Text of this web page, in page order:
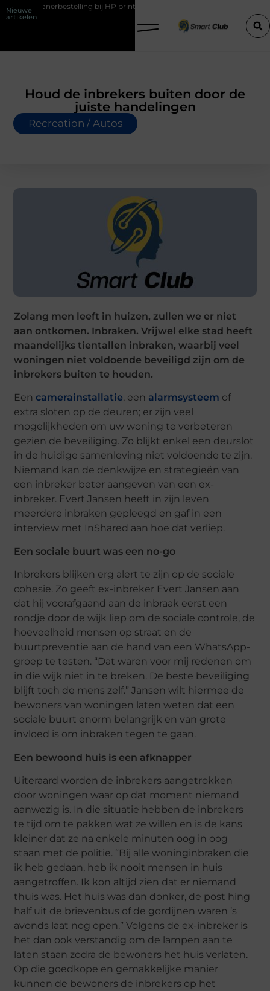
Nieuwe
artikelen
bij HP printers Onzichtbare sokken met maximaal
Houd de inbrekers buiten door de
juiste handelingen
Recreation / Autos
Zolang men leeft in huizen, zullen we er niet
aan ontkomen. Inbraken. Vrijwel elke stad heeft
maandelijks tientallen inbraken, waarbij veel
woningen niet voldoende beveiligd zijn om de
inbrekers buiten te houden.
Eencamerainstallatie, een alarmsysteem of
extra sloten op de deuren; er zijn veel
mogelijkheden om uw woning te verbeteren
gezien de beveiliging. Zo blijkt enkel een deurslot
in de huidige samenleving niet voldoende te zijn.
Niemand kan de denkwijze en strategieën van
een inbreker beter aangeven van een ex-
inbreker. Evert Jansen heeft in zijn leven
meerdere inbraken gepleegd en gaf in een
interview met InShared aan hoe dat verliep.
Een sociale buurt was een no-go
Inbrekers blijken erg alert te zijn op de sociale
cohesie. Zo geeft ex-inbreker Evert Jansen aan
dat hij voorafgaand aan de inbraak eerst een
rondje door de wijk liep om de sociale controle, de
hoeveelheid mensen op straat en de
buurtpreventie aan de hand van een WhatsApp-
groep te testen. “Dat waren voor mij redenen om
in die wijk niet in te breken. De beste beveiliging
blijft toch de mens zelf.” Jansen wilt hiermee de
bewoners van woningen laten weten dat een
sociale buurt enorm belangrijk en van grote
invloed is om inbraken tegen te gaan.
Een bewoond huis is een afknapper
Uiteraard worden de inbrekers aangetrokken
door woningen waar op dat moment niemand
aanwezig is. In die situatie hebben de inbrekers
te tijd om te pakken wat ze willen en is de kans
kleiner dat ze na enkele minuten oog in oog
staan met de politie. “Bij alle woninginbraken die
ik heb gedaan, heb ik nooit mensen in huis
aangetroffen. Ik kon altijd zien dat er niemand
thuis was. Het huis was dan donker, de post hing
half uit de brievenbus of de gordijnen waren ’s
avonds laat nog open.” Volgens de ex-inbreker is
het dan ook verstandig om de lampen aan te
laten staan zodra de bewoners het huis verlaten.
Op die goedkope en gemakkelijke manier
kunnen de bewoners de inbrekers op het